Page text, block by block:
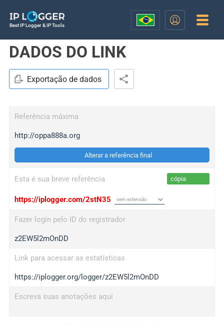
Best IP Logger & IP Tools
DADOS DO LINK
Exportação de dados
Referência máxima
http://oppa888a.org
Alterar a referência final
Esta é sua breve referência cópia
https://iplogger.com/2stN35
Fazer login pelo ID do registrador
z2EW5l2mOnDD
Link para acessar as estatísticas
https://iplogger.org/logger/z2EW5l2mOnDD
Escreva suas anotações aqui